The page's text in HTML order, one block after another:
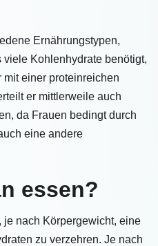
Ernährungstypen,
Kohlenhydrate benötigt,
mit einer proteinreichen
er mittlerweile auch
da Frauen bedingt durch
eine andere
essen?
je nach Körpergewicht, eine
zu verzehren. Je nach